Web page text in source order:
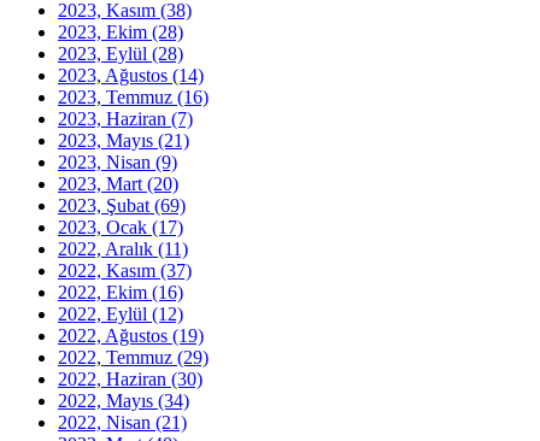
2023, Kasım (38)
2023, Ekim (28)
2023, Eylül (28)
2023, Ağustos (14)
2023, Temmuz (16)
2023, Haziran (7)
2023, Mayıs (21)
2023, Nisan (9)
2023, Mart (20)
2023, Şubat (69)
2023, Ocak (17)
2022, Aralık (11)
2022, Kasım (37)
2022, Ekim (16)
2022, Eylül (12)
2022, Ağustos (19)
2022, Temmuz (29)
2022, Haziran (30)
2022, Mayıs (34)
2022, Nisan (21)